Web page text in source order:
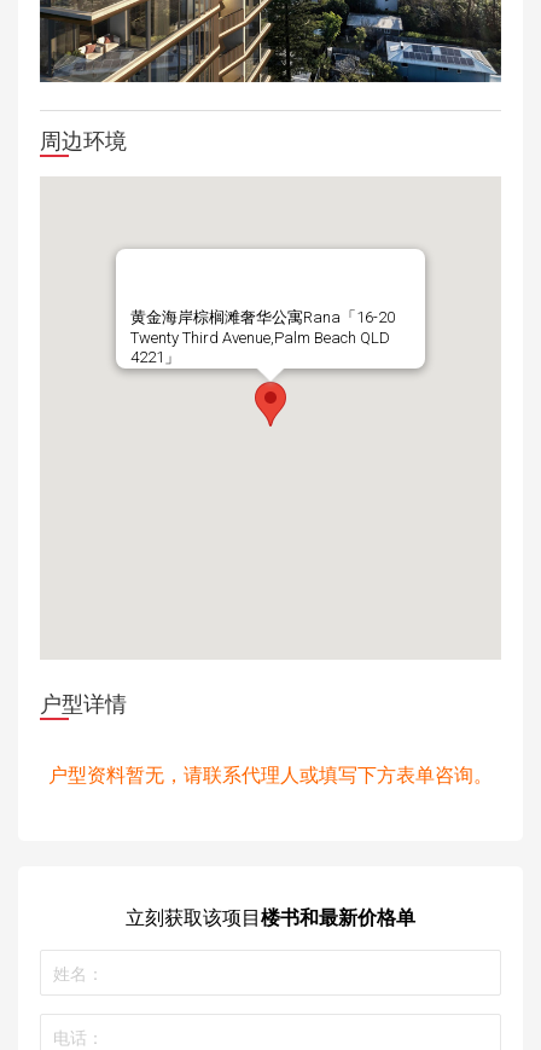
周边环境
黄金海岸棕榈滩奢华公寓Rana「16-20
Twenty Third Avenue,Palm Beach QLD
4221」
户型详情
户型资料暂无，请联系代理人或填写下方表单咨询。
立刻获取该项目楼书和最新价格单